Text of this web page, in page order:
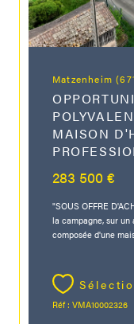
Matzenheim
MAISON
283 500 €
"SOUS OFFRE
la campagne, sur
composée d'une
Réf : VMA10002326